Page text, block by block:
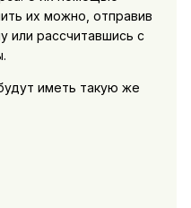
их можно, отправив
или рассчитавшись с
иметь такую же